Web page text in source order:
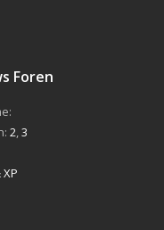
Foren
2,3